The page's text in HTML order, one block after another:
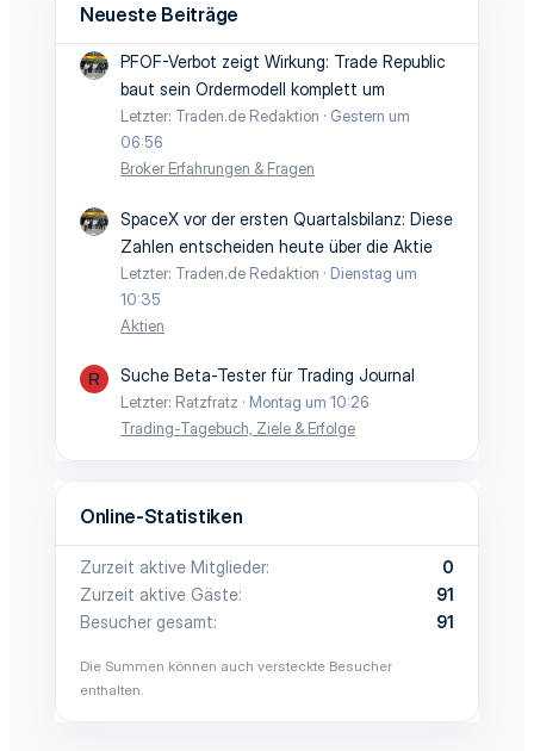
Neueste Beiträge
PFOF-Verbot zeigt Wirkung: Trade Republic
baut sein Ordermodell komplett um
Letzter: Traden.de Redaktion
Gestern um
06:56
Broker Erfahrungen & Fragen
SpaceX vor der ersten Quartalsbilanz: Diese
Zahlen entscheiden heute über die Aktie
Letzter: Traden.de Redaktion
Dienstag um
10:35
Aktien
R Suche Beta-Tester für Trading Journal
Letzter: Ratzfratz
Montag um 10:26
Trading-Tagebuch, Ziele & Erfolge
Online-Statistiken
Zurzeit aktive Mitglieder
0
Zurzeit aktive Gäste
91
Besucher gesamt
91
Die Summen können auch versteckte Besucher
enthalten.